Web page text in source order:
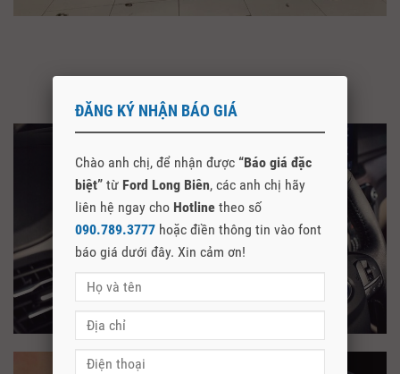
ĐĂNG KÝ NHẬN BÁO GIÁ
Chào anh chị, để nhận được “Báo giá đặc
biệt” từ Ford Long Biên, các anh chị hãy
liên hệ ngay cho Hotline theo số
090.789.3777 hoặc điền thông tin vào font
báo giá dưới đây. Xin cảm ơn!